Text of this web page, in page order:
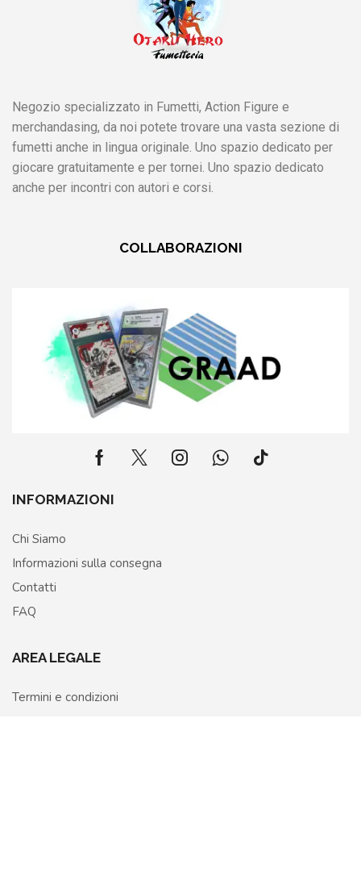
Negozio specializzato in Fumetti, Action Figure e
merchandasing, da noi potete trovare una vasta sezione di
fumetti anche in lingua originale. Uno spazio dedicato per
giocare gratuitamente e per tornei. Uno spazio dedicato
anche per incontri con autori e corsi.
COLLABORAZIONI
INFORMAZIONI
Chi Siamo
Informazioni sulla consegna
Contatti
FAQ
AREA LEGALE
Termini e condizioni